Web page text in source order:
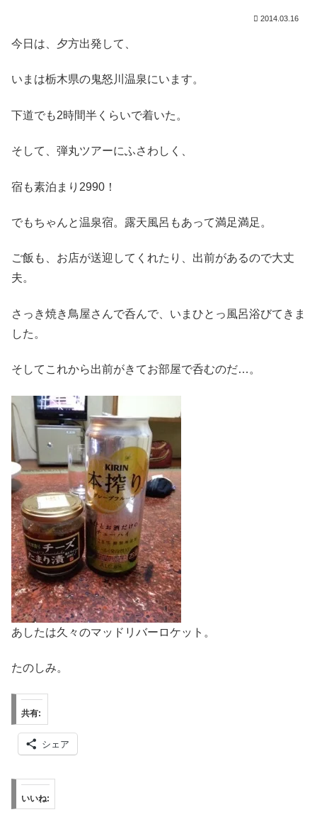
2014.03.16
今日は、夕方出発して、
いまは栃木県の鬼怒川温泉にいます。
下道でも2時間半くらいで着いた。
そして、弾丸ツアーにふさわしく、
宿も素泊まり2990！
でもちゃんと温泉宿。露天風呂もあって満足満足。
ご飯も、お店が送迎してくれたり、出前があるので大丈
夫。
さっき焼き鳥屋さんで呑んで、いまひとっ風呂浴びてきま
した。
そしてこれから出前がきてお部屋で呑むのだ…。
あしたは久々のマッドリバーロケット。
たのしみ。
共有:
シェア
いいね: